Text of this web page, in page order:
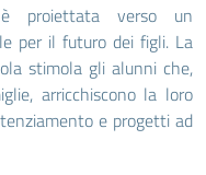
proiettata verso un
per il futuro dei figli. La
stimola gli alunni che,
arricchiscono la loro
e progetti ad